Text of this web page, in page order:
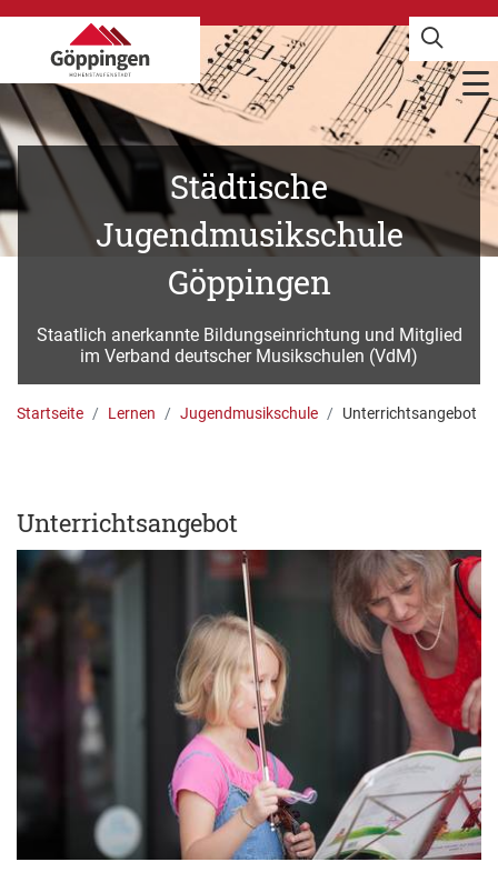
Städtische
Jugendmusikschule
Göppingen
Staatlich anerkannte Bildungseinrichtung und Mitglied
im Verband deutscher Musikschulen (VdM)
Startseite Lernen Jugendmusikschule Unterrichtsangebot
Unterrichtsangebot